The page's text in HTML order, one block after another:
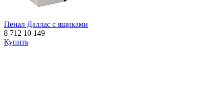
Пенал Даллас с ящиками
8 712 10 149
Купить